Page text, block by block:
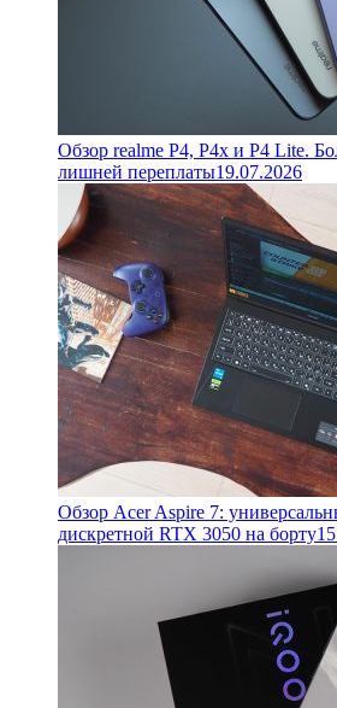
Обзор realme P4, P4x и P4 Lite.
лишней переплаты19.07.2026
Обзор Acer Aspire 7:
дискретной RTX 3050 на борту